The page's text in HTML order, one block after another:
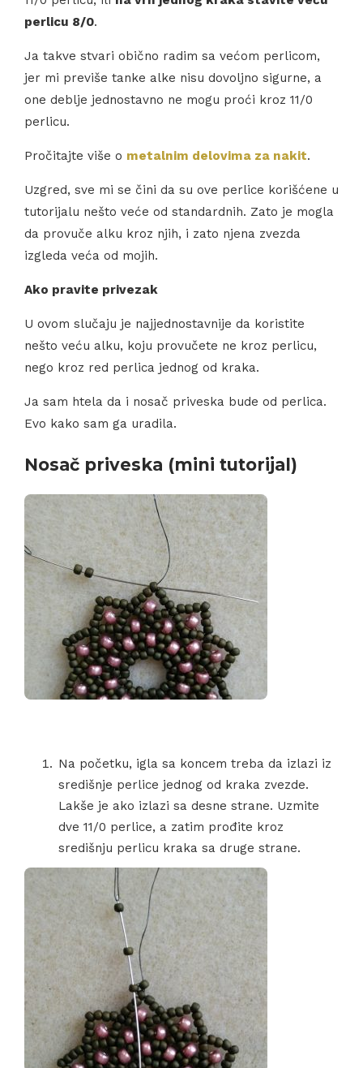
perlicu 8/0.
Ja takve stvari obično radim sa većom perlicom,
jer mi previše tanke alke nisu dovoljno sigurne, a
one deblje jednostavno ne mogu proći kroz 11/0
perlicu.
Pročitajte više o metalnim delovima za nakit.
Uzgred, sve mi se čini da su ove perlice korišćene u
tutorijalu nešto veće od standardnih. Zato je mogla
da provuče alku kroz njih, i zato njena zvezda
izgleda veća od mojih.
Ako pravite privezak
U ovom slučaju je najjednostavnije da koristite
nešto veću alku, koju provučete ne kroz perlicu,
nego kroz red perlica jednog od kraka.
Ja sam htela da i nosač priveska bude od perlica.
Evo kako sam ga uradila.
Nosač priveska (mini tutorijal)
Na početku, igla sa koncem treba da izlazi iz
središnje perlice jednog od kraka zvezde.
Lakše je ako izlazi sa desne strane. Uzmite
dve 11/0 perlice, a zatim prođite kroz
središnju perlicu kraka sa druge strane.